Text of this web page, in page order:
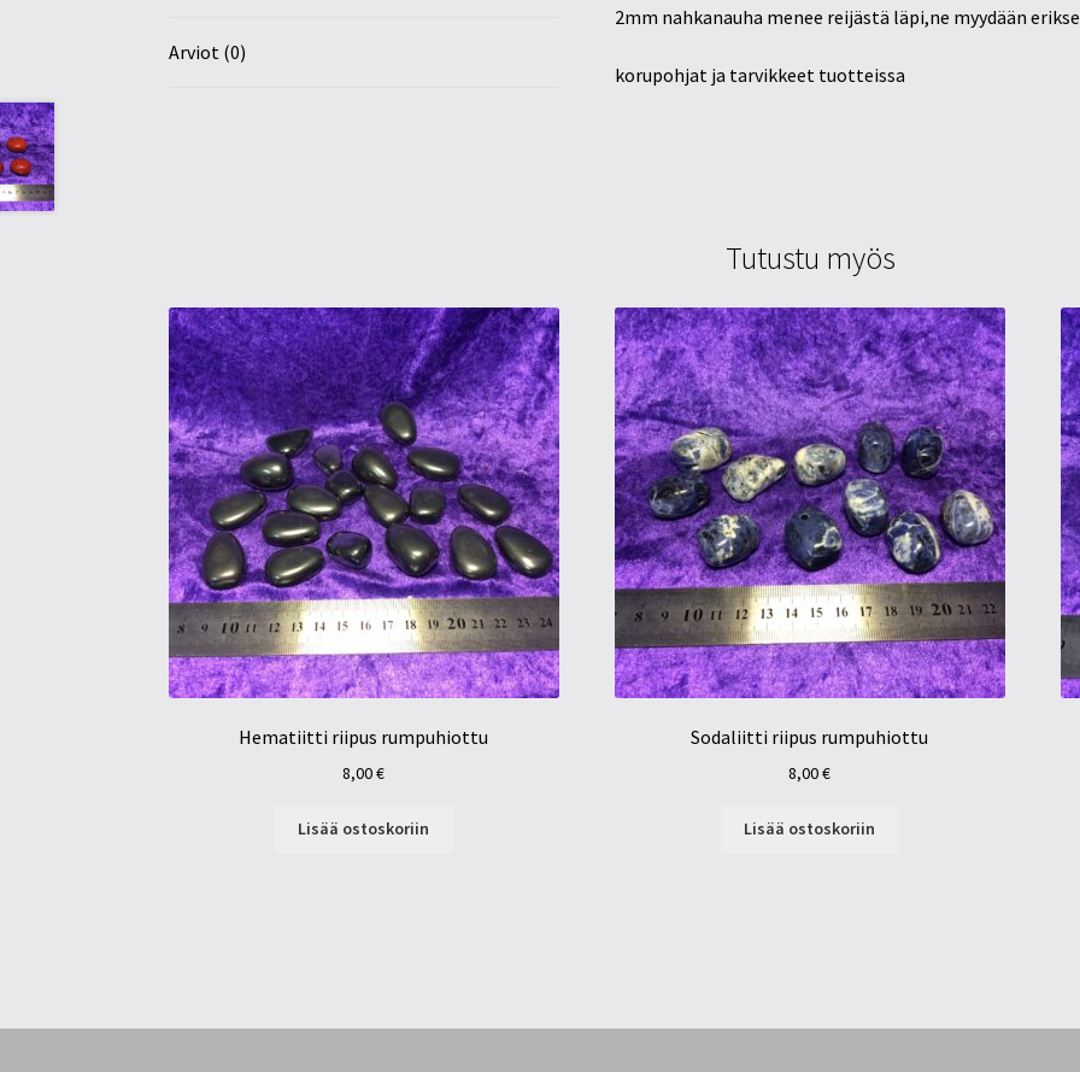
Arviot (0)
2mm nahkanauha menee reijästä läpi,ne myydään
korupohjat ja tarvikkeet tuotteissa
Tutustu myös
Hematiitti riipus rumpuhiottu
8,00€
Lisää ostoskoriin
Sodaliitti riipus rumpuhiottu
8,00€
Lisää ostoskoriin